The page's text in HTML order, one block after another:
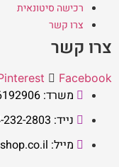
רכישה סיטונאית
צרו קשר
צרו קשר
Pinterest Facebook
משרד: 03-6192906
נייד: 054-232-2803
מייל: sells@myheartshop.co.il